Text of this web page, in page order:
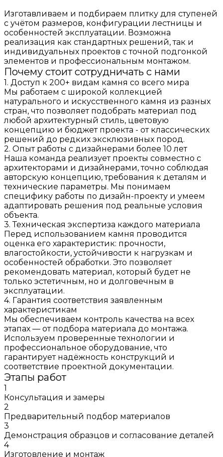
Изготавливаем и подбираем плитку для ступеней
с учётом размеров, конфигурации лестницы и
особенностей эксплуатации. Возможна
реализация как стандартных решений, так и
индивидуальных проектов с точной подгонкой
элементов и профессиональным монтажом.
Почему стоит сотрудничать с нами
1. Доступ к 200+ видам камня со всего мира
Мы работаем с широкой коллекцией
натурального и искусственного камня из разных
стран, что позволяет подобрать материал под
любой архитектурный стиль, цветовую
концепцию и бюджет проекта - от классических
решений до редких эксклюзивных пород.
2. Опыт работы с дизайнерами более 10 лет
Наша команда реализует проекты совместно с
архитекторами и дизайнерами, точно соблюдая
авторскую концепцию, требования к деталям и
технические параметры. Мы понимаем
специфику работы по дизайн-проекту и умеем
адаптировать решения под реальные условия
объекта.
3. Техническая экспертиза каждого материала
Перед использованием камня проводится
оценка его характеристик: прочности,
влагостойкости, устойчивости к нагрузкам и
особенностей обработки. Это позволяет
рекомендовать материал, который будет не
только эстетичным, но и долговечным в
эксплуатации.
4. Гарантия соответствия заявленным
характеристикам
Мы обеспечиваем контроль качества на всех
этапах — от подбора материала до монтажа.
Используем проверенные технологии и
профессиональное оборудование, что
гарантирует надёжность конструкций и
соответствие проектной документации.
Этапы работ
1
Консультация и замеры
2
Предварительный подбор материалов
3
Демонстрация образцов и согласование деталей
4
Изготовление и монтаж